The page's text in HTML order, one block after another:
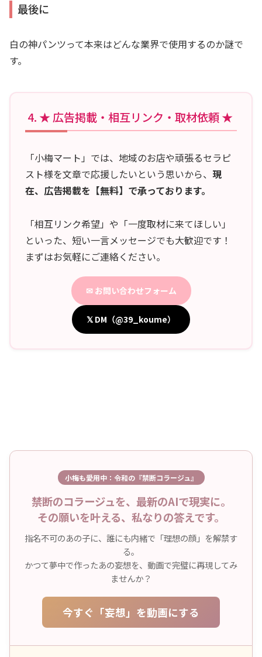
最後に
白の神パンツって本来はどんな業界で使用するのか謎で
す。
★ 広告掲載・相互リンク・取材依頼 ★
「小梅マート」では、地域のお店や頑張るセラピ
スト様を文章で応援したいという思いから、 現
在、広告掲載を【無料】で承っております。
「相互リンク希望」や「一度取材に来てほしい」
といった、短い一言メッセージでも大歓迎です！
まずはお気軽にご連絡ください。
✉ お問い合わせフォーム
𝕏 DM（@39_koume）
小梅も愛用中：令和の『禁断コラージュ』
禁断のコラージュを、最新のAIで現実に。
その願いを叶える、私なりの答えです。
指名不可のあの子に、誰にも内緒で「理想の顔」を解禁す
る。
かつて夢中で作ったあの妄想を、動画で完璧に再現してみ
ませんか？
今すぐ「妄想」を動画にする